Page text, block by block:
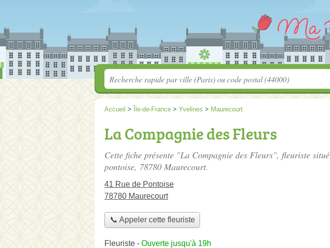
Accueil > Île-de-France > Yvelines > Maurecourt
La Compagnie des Fleurs
Cette fiche présente "La Compagnie des Fleurs", fleuriste situé
pontoise, 78780 Maurecourt.
41 Rue de Pontoise
78780 Maurecourt
📞 Appeler cette fleuriste
Fleuriste - Ouverte jusqu'à 19h